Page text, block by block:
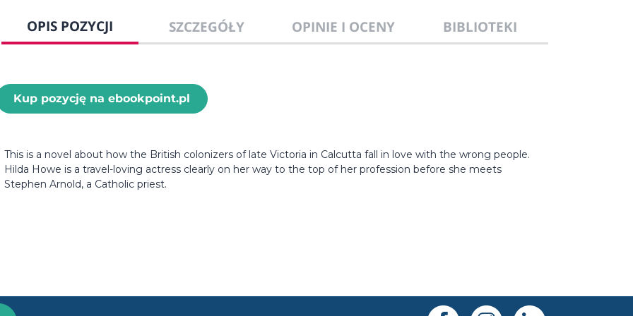
OPIS POZYCJI SZCZEGÓŁY OPINIE I OCENY BIBLIOTEKI
Kup pozycję na ebookpoint.pl
This is a novel about how the British colonizers of late Victoria in Calcutta fall in love with the wrong people.
Hilda Howe is a travel-loving actress clearly on her way to the top of her profession before she meets
Stephen Arnold, a Catholic priest.